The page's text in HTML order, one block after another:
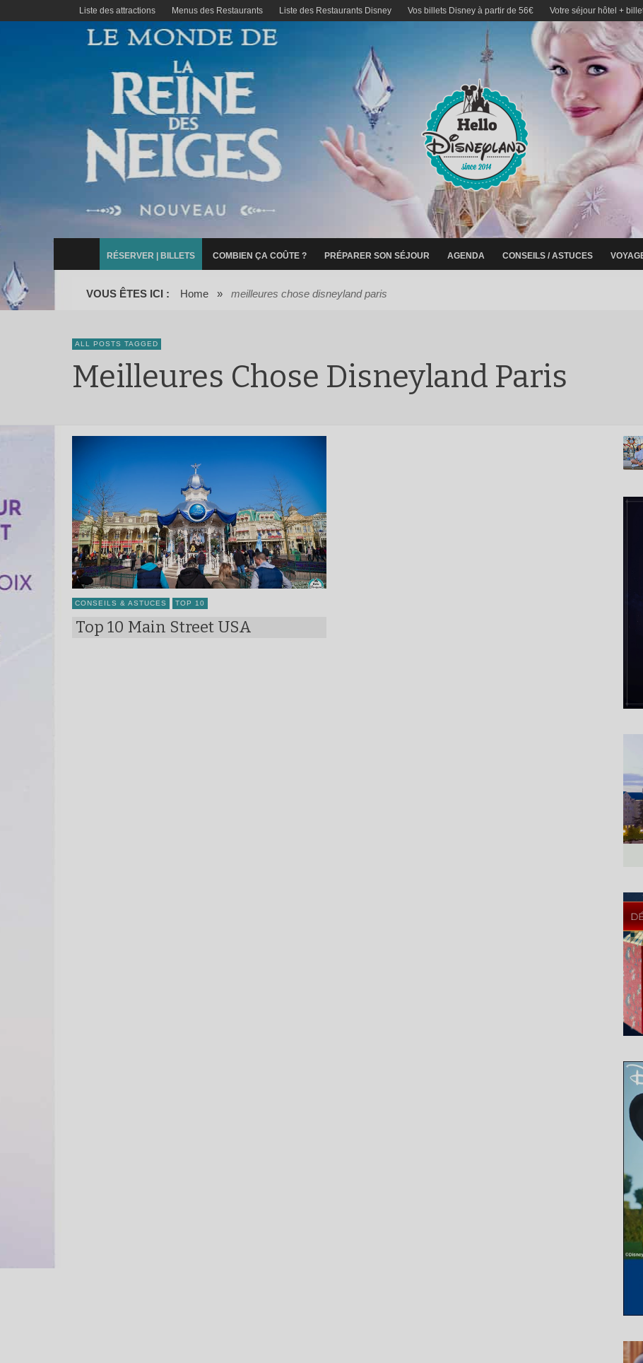
Liste des attractions Menus des Restaurants Liste des Restaurants Disney Vos billets Disney à partir de 56€ Votre séjour hôtel +
RÉSERVER | BILLETS COMBIEN ÇA COÛTE ? PRÉPARER SON SÉJOUR AGENDA CONSEILS / ASTUCES
VOUS ÊTES ICI : Home » meilleures chose disneyland paris
ALL POSTS TAGGED
Meilleures Chose Disneyland Paris
CONSEILS & ASTUCES TOP 10
Top 10 Main Street USA